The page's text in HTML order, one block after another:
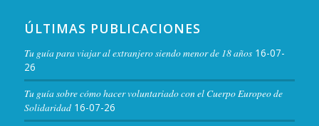
ÚLTIMAS PUBLICACIONES
Tu guía para viajar al extranjero siendo menor de 18 años 16-07-
26
Tu guía sobre cómo hacer voluntariado con el Cuerpo Europeo de
Solidaridad 16-07-26